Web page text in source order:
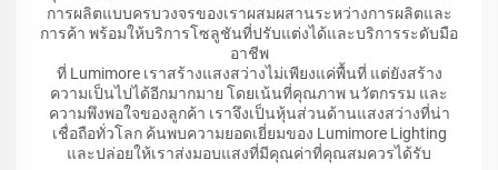
การผลิตแบบครบวงจรของเราผสมผสานระหว่างการผลิตและ
การค้า พร้อมให้บริการโซลูชันที่ปรับแต่งได้และบริการระดับมือ
อาชีพ
ที่ Lumimore เราสร้างแสงสว่างไม่เพียงแค่พื้นที่ แต่ยังสร้าง
ความเป็นไปได้อีกมากมาย โดยเน้นที่คุณภาพ นวัตกรรม และ
ความพึงพอใจของลูกค้า เราจึงเป็นหุ้นส่วนด้านแสงสว่างที่น่า
เชื่อถือทั่วโลก ค้นพบความยอดเยี่ยมของ Lumimore Lighting
และปล่อยให้เราส่งมอบแสงที่มีคุณค่าที่คุณสมควรได้รับ